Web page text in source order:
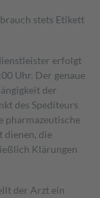
stets Etikett
erfolgt
Uhr. Der genaue
der
des Spediteurs
pharmazeutische
dienen, die
Klärungen
der Arzt ein